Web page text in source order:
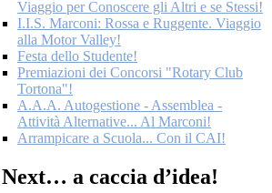
Viaggio per Conoscere gli Altri e se Stessi!
I.I.S. Marconi: Rossa e Ruggente. Viaggio
alla Motor Valley!
Festa dello Studente!
Premiazioni dei Concorsi "Rotary Club
Tortona"!
A.A.A. Autogestione - Assemblea -
Attività Alternative... Al Marconi!
Arrampicare a Scuola... Con il CAI!
a caccia d’idea!